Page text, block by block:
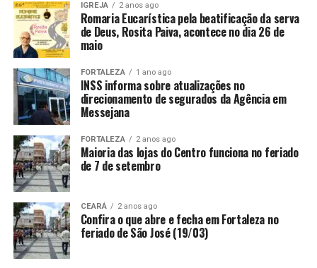
IGREJA 2 anos ago
Romaria Eucarística pela beatificação da serva
de Deus, Rosita Paiva, acontece no dia 26 de
maio
FORTALEZA 1 ano ago
INSS informa sobre atualizações no
direcionamento de segurados da Agência em
Messejana
FORTALEZA 2 anos ago
Maioria das lojas do Centro funciona no feriado
de 7 de setembro
CEARÁ 2 anos ago
Confira o que abre e fecha em Fortaleza no
feriado de São José (19/03)